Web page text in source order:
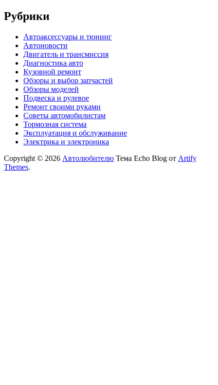
Рубрики
Автоаксессуары и тюнинг
Автоновости
Двигатель и трансмиссия
Диагностика авто
Кузовной ремонт
Обзоры и выбор запчастей
Обзоры моделей
Подвеска и рулевое
Ремонт своими руками
Советы автомобилистам
Тормозная система
Эксплуатация и обслуживание
Электрика и электроника
Copyright © 2026 Автолюбителю Тема Echo Blog от Artify
Themes.